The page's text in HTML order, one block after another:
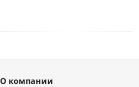
О компании